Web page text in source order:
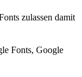
zulassen damit
Fonts, Google